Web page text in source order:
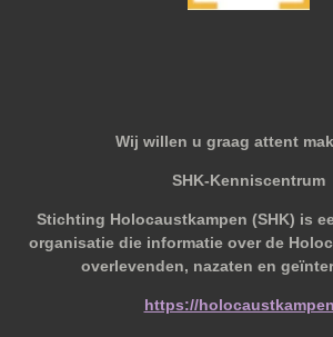
Wij willen u graag attent
SHK-Kenniscentrum
Stichting Holocaustkampen (SHK) is
organisatie die informatie over de
overlevenden, nazaten en
https://